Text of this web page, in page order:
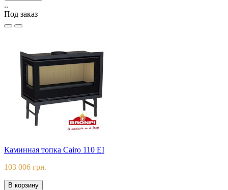
..
Под заказ
Каминная топка Cairo 110 EI
103 006 грн.
В корзину